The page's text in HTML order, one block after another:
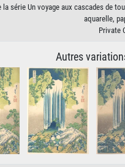
série Un voyage aux cascades de
aquarelle,
Private
Autres